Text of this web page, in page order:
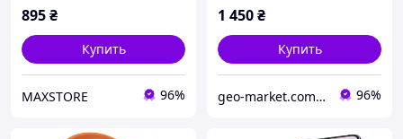
895₴
Купить
MAXSTORE 96%
1 450₴
Купить
geo-market.com.ua 96%